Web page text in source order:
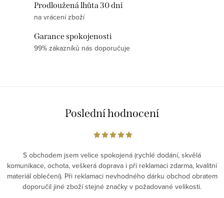
Prodloužená lhůta 30 dní
na vrácení zboží
Garance spokojenosti
99% zákazníků nás doporučuje
Poslední hodnocení
S obchodem jsem velice spokojená (rychlé dodání, skvělá
komunikace, ochota, veškerá doprava i při reklamaci zdarma, kvalitní
materiál oblečení). Při reklamaci nevhodného dárku obchod obratem
doporučil jiné zboží stejné značky v požadované velikosti.